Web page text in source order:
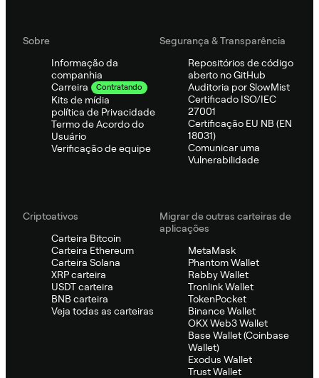
Sobre
Informação da
companhia
Carreira
Contratando
Kits de mídia
política de Privacidade
Termo de Acordo do
Usuário
Verificação de equipe
Segurança & Transparência
Repositórios de código
aberto no GitHub
Auditoria por SlowMist
Certificado ISO/IEC
27001
Certificação EU NB (EN
18031)
Comunicar uma
Vulnerabilidade
Criptoativos
Carteira Bitcoin
Carteira Ethereum
Carteira Solana
XRP carteira
USDT carteira
BNB carteira
Veja todas as carteiras
Migrar de outras carteiras de
aplicações
MetaMask
Phantom Wallet
Rabby Wallet
Tronlink Wallet
TokenPocket
Binance Wallet
OKX Web3 Wallet
Base Wallet (Coinbase
Wallet)
Exodus Wallet
Trust Wallet